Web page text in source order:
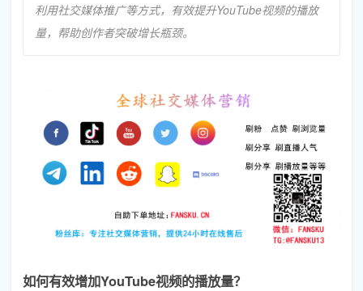
利用社交媒体推广等方式，有效提升YouTube视频的播放
量，帮助创作者突破增长瓶颈。
如何有效增加YouTube视频的播放量？